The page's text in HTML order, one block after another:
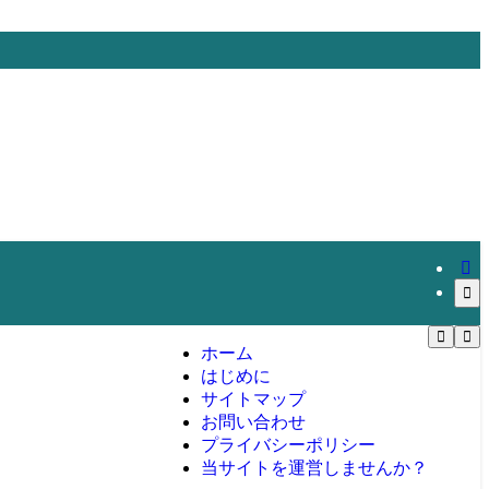
ホーム
はじめに
サイトマップ
お問い合わせ
プライバシーポリシー
当サイトを運営しませんか？